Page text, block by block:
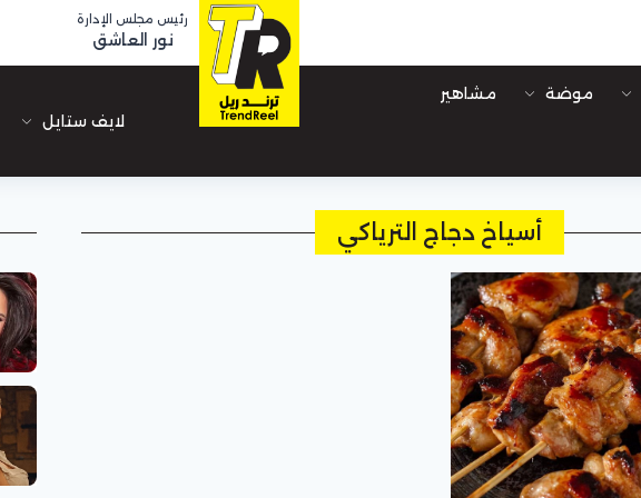
رئيس مجلس الإدارة
نور العاشق
موضة مشاهير
لايف ستايل
أسياخ دجاج الترياكي